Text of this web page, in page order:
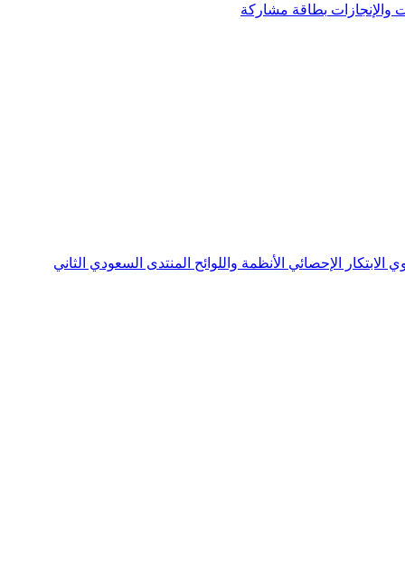
والإنجازات بطاقة مشاركة
الابتكار الإحصائي الأنظمة واللوائح المنتدى السعودي الثاني